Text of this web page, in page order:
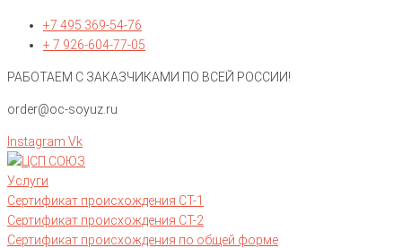
+7 495 369-54-76
+ 7 926-604-77-05
РАБОТАЕМ С ЗАКАЗЧИКАМИ ПО ВСЕЙ РОССИИ!
order@oc-soyuz.ru
Instagram Vk
Услуги
Сертификат происхождения СТ-1
Сертификат происхождения СТ-2
Сертификат происхождения по общей форме